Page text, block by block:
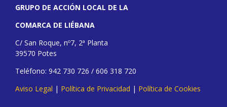
GRUPO DE ACCIÓN LOCAL DE LA
COMARCA DE LIÉBANA
C/ San Roque, nº7, 2ª Planta
39570 Potes
Teléfono: 942 730 726 / 606 318 720
Aviso Legal | Política de Privacidad | Política de Cookies